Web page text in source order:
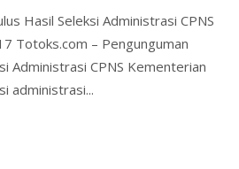
Hasil Seleksi Administrasi CPNS
Totoks.com – Pengunguman
Administrasi CPNS Kementerian
administrasi...